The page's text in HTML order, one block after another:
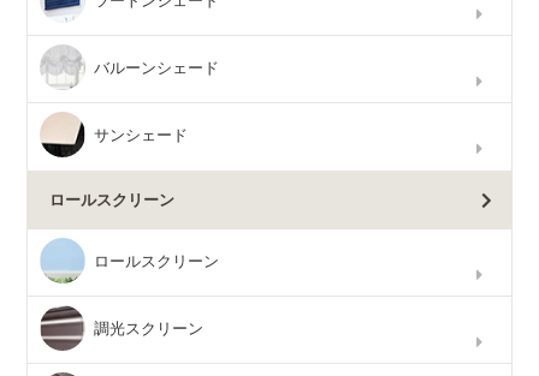
バルーンシェード
サンシェード
ロールスクリーン
ロールスクリーン
調光スクリーン